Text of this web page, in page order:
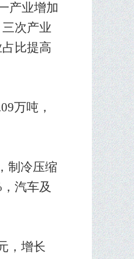
产业增加
次产业
比提高
万吨，
制冷压缩
汽车及
，增长